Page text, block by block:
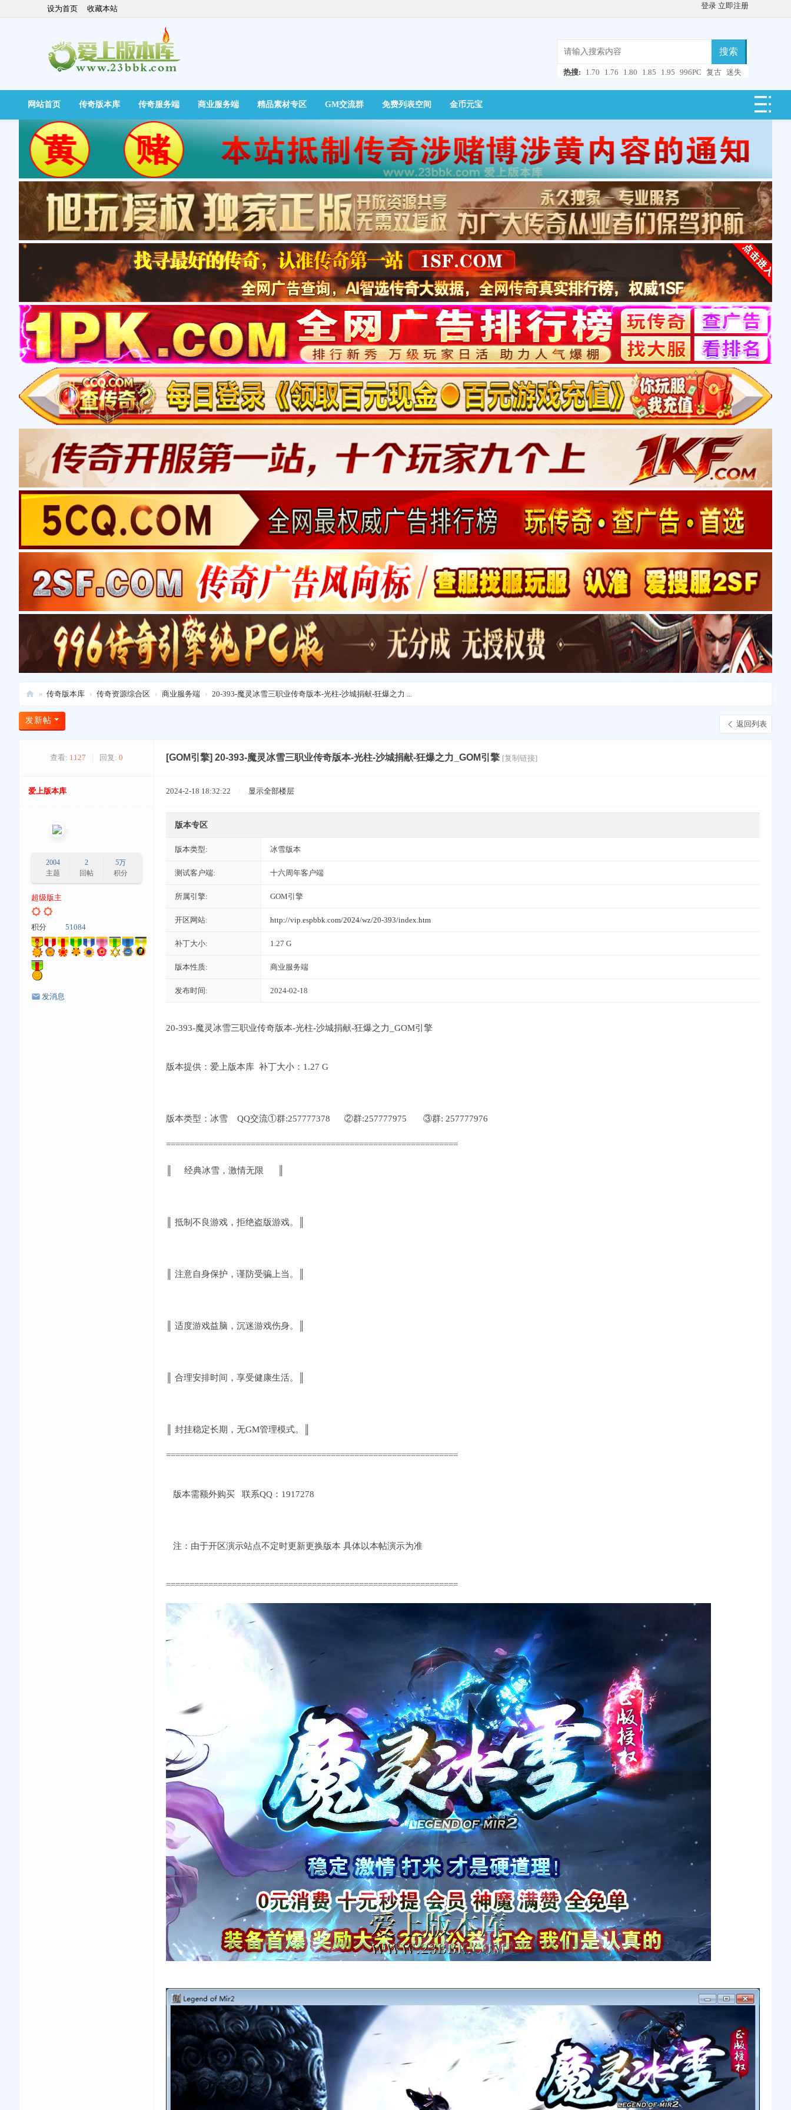
设为首页 收藏本站 登录 立即注册
搜索
热搜: 1.70 1.76 1.80 1.85 1.95 996PC 复古 迷失
快捷导航
网站首页 传奇版本库 传奇服务端 商业服务端 精品素材专区 GM交流群 免费列表空间 金币元宝
爱
上
» 传奇版本库 › 传奇资源综合区 › 商业服务端 › 20-393-魔灵冰雪三职业传奇版本-光柱-沙城捐献-狂爆之力 ...
返回列表
发新帖
查看: 1127 回复: 0 [GOM引擎] 20-393-魔灵冰雪三职业传奇版本-光柱-沙城捐献-狂爆之力_GOM引擎 [复制链接]
爱上版本库
2004
主题
2
回帖
5万
积分
超级版主
积分 51084
发消息
2024-2-18 18:32:22 显示全部楼层
版本专区
版本类型: 冰雪版本
测试客户端: 十六周年客户端
所属引擎: GOM引擎
开区网站: http://vip.espbbk.com/2024/wz/20-393/index.htm
补丁大小: 1.27 G
版本性质: 商业服务端
发布时间: 2024-02-18
20-393-魔灵冰雪三职业传奇版本-光柱-沙城捐献-狂爆之力_GOM引擎
版本提供：爱上版本库 补丁大小：1.27 G
版本类型：冰雪 QQ交流①群:257777378 ②群:257777975 ③群: 257777976
==============================================================
║ 经典冰雪，激情无限 ║
║ 抵制不良游戏，拒绝盗版游戏。║
║ 注意自身保护，谨防受骗上当。║
║ 适度游戏益脑，沉迷游戏伤身。║
║ 合理安排时间，享受健康生活。║
║ 封挂稳定长期，无GM管理模式。║
==============================================================
版本需额外购买 联系QQ：1917278
注：由于开区演示站点不定时更新更换版本 具体以本帖演示为准
==============================================================